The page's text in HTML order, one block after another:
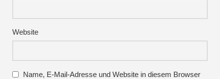
Website
Name, E-Mail-Adresse und Website in diesem Browser